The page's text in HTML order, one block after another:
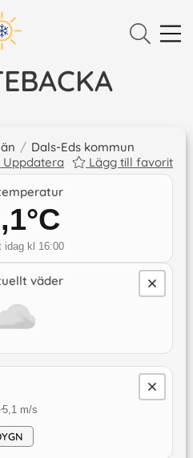
/ Dals-Eds kommun
Uppdatera
Lägg till favorit
°C
idag kl 16:00
väder
5,1 m/s